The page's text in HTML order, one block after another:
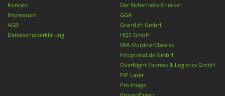
Kontakt
Impressum
AGB
Datenschutzerklärung
Der Sicherheits-Checker
GGA
GrantLift GmbH
HQS GmbH
IWA OutdoorClassics
KVoptimal.de GmbH
OverNight Express & Logistics GmbH
PiP Laser
Pro Image